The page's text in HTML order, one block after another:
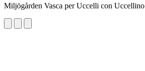
Miljögården Vasca per Uccelli con Uccellino